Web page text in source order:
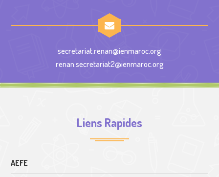
secretariat.renan@ienmaroc.org
renan.secretariat2@ienmaroc.org
Liens Rapides
AEFE